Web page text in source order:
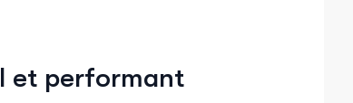
et performant